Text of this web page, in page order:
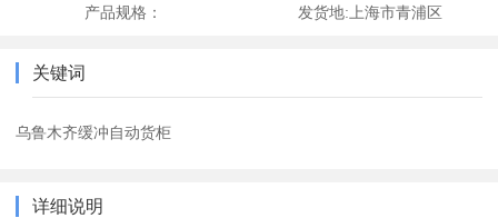
产品规格： 发货地: 上海市青浦区
关键词
乌鲁木齐缓冲自动货柜
详细说明